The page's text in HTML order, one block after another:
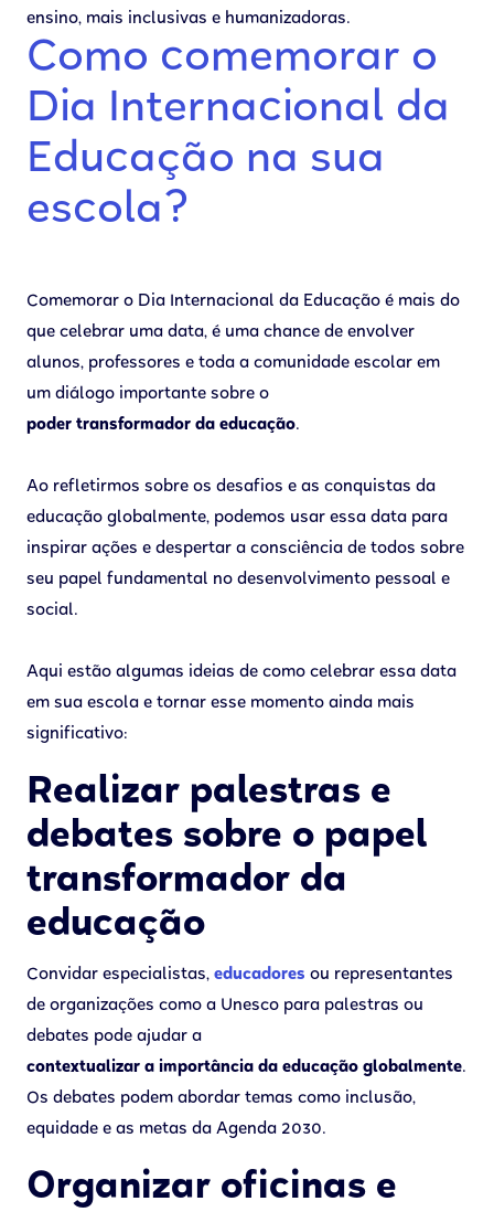
ensino, mais inclusivas e humanizadoras.
Como comemorar o
Dia Internacional da
Educação na sua
escola?
Comemorar o Dia Internacional da Educação é mais do
que celebrar uma data, é uma chance de envolver
alunos, professores e toda a comunidade escolar em
um diálogo importante sobre o
poder transformador da educação.
Ao refletirmos sobre os desafios e as conquistas da
educação globalmente, podemos usar essa data para
inspirar ações e despertar a consciência de todos sobre
seu papel fundamental no desenvolvimento pessoal e
social.
Aqui estão algumas ideias de como celebrar essa data
em sua escola e tornar esse momento ainda mais
significativo:
Realizar palestras e
debates sobre o papel
transformador da
educação
Convidar especialistas, educadores ou representantes
de organizações como a Unesco para palestras ou
debates pode ajudar a
contextualizar a importância da educação globalmente.
Os debates podem abordar temas como inclusão,
equidade e as metas da Agenda 2030.
Organizar oficinas e